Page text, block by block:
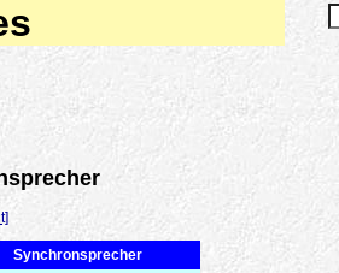
Synchronsprecher